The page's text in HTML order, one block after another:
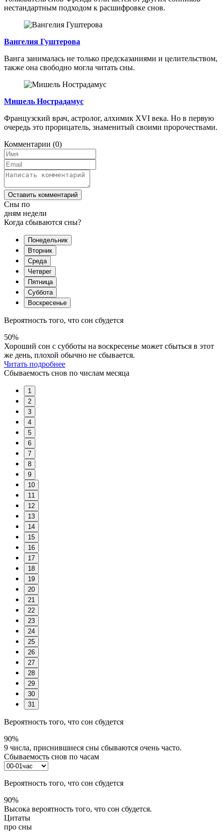
нестандартным подходом к расшифровке снов.
Вангелия Гуштерова
Ванга занималась не только предсказаниями и целительством,
также она свободно могла читать сны.
Мишель Нострадамус
Французский врач, астролог, алхимик XVI века. Но в первую
очередь это прорицатель, знаменитый своими пророчествами.
Комментарии (0)
Оставить комментарий
Сны по
дням недели
Когда сбываются сны?
Понедельник
Вторник
Среда
Четврег
Пятница
Суббота
Воскресенье
Вероятность того, что сон сбудется
50%
Хороший сон с субботы на воскресенье может сбыться в этот
же день, плохой обычно не сбывается.
Читать подробнее
Сбываемость снов по числам месяца
1
2
3
4
5
6
7
8
9
10
11
12
13
14
15
16
17
18
19
20
21
22
23
24
25
26
27
28
29
30
31
Вероятность того, что сон сбудется
90%
9 числа, приснившиеся сны сбываются очень часто.
Сбываемость снов по часам
Вероятность того, что сон сбудется
90%
Высока вероятность того, что сон сбудется.
Цитаты
про сны